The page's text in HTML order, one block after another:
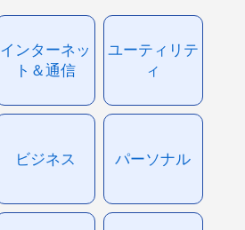
インターネッ
ト＆通信
ユーティリテ
ィ
ビジネス パーソナル